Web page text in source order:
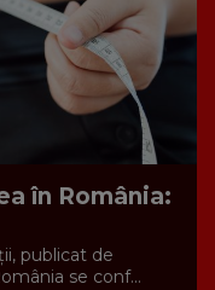
în România:
publicat de
se conf...